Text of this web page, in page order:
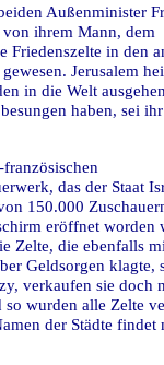
Außenminister
ihrem Mann, dem
Friedenszelte in den
Jerusalem
in die Welt
haben, sei
das der Staat
150.000
eröffnet worden
Zelte, die ebenfalls
Geldsorgen klagte,
verkaufen sie doch
wurden alle Zelte
der Städte findet